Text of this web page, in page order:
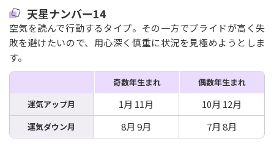
天星ナンバー14
空気を読んで行動するタイプ。その一方でプライドが高く失
敗を避けたいので、用心深く慎重に状況を見極めようとしま
す。
奇数年生まれ
偶数年生まれ
運気アップ月
1月 11月 10月 12月
運気ダウン月 8月 9月 7月 8月